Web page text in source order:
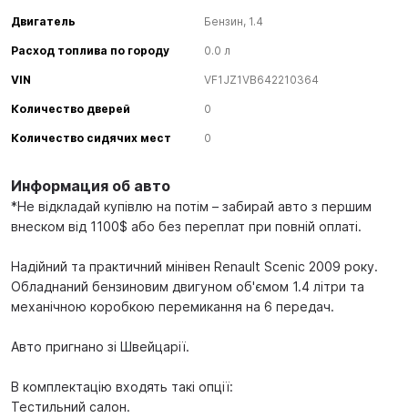
Информация об авто
*Не відкладай купівлю на потім – забирай авто з першим
внеском від 1100$ або без переплат при повній оплаті.
Надійний та практичний мінівен Renault Scenic 2009 року.
Обладнаний бензиновим двигуном об'ємом 1.4 літри та
механічною коробкою перемикання на 6 передач.
Авто пригнано зі Швейцарії.
В комплектацію входять такі опції:
Тестильний салон.
Двигатель Бензин, 1.4
Расход топлива по городу 0.0 л
VIN VF1JZ1VB642210364
Количество дверей 0
Количество сидячих мест 0